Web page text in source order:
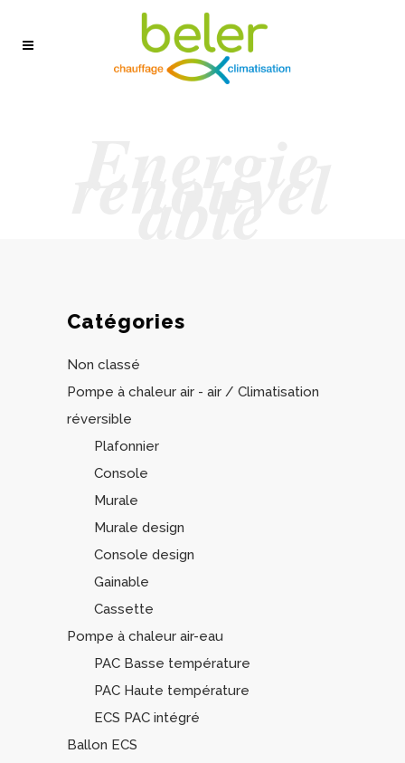
Catégories
Non classé
Pompe à chaleur air - air / Climatisation
réversible
Plafonnier
Console
Murale
Murale design
Console design
Gainable
Cassette
Pompe à chaleur air-eau
PAC Basse température
PAC Haute température
ECS PAC intégré
Ballon ECS